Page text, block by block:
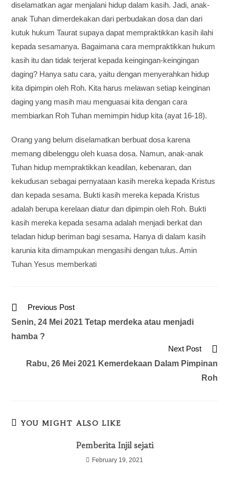
diselamatkan agar menjalani hidup dalam kasih. Jadi, anak-
anak Tuhan dimerdekakan dari perbudakan dosa dan dari
kutuk hukum Taurat supaya dapat mempraktikkan kasih ilahi
kepada sesamanya. Bagaimana cara mempraktikkan hukum
kasih itu dan tidak terjerat kepada keingingan-keingingan
daging? Hanya satu cara, yaitu dengan menyerahkan hidup
kita dipimpin oleh Roh. Kita harus melawan setiap keinginan
daging yang masih mau menguasai kita dengan cara
membiarkan Roh Tuhan memimpin hidup kita (ayat 16-18).
Orang yang belum diselamatkan berbuat dosa karena
memang dibelenggu oleh kuasa dosa. Namun, anak-anak
Tuhan hidup mempraktikkan keadilan, kebenaran, dan
kekudusan sebagai pernyataan kasih mereka kepada Kristus
dan kepada sesama. Bukti kasih mereka kepada Kristus
adalah berupa kerelaan diatur dan dipimpin oleh Roh. Bukti
kasih mereka kepada sesama adalah menjadi berkat dan
teladan hidup beriman bagi sesama. Hanya di dalam kasih
karunia kita dimampukan mengasihi dengan tulus. Amin
Tuhan Yesus memberkati
Previous Post
Senin, 24 Mei 2021 Tetap merdeka atau menjadi
hamba ?
Next Post
Rabu, 26 Mei 2021 Kemerdekaan Dalam Pimpinan
Roh
YOU MIGHT ALSO LIKE
Pemberita Injil sejati
February 19, 2021